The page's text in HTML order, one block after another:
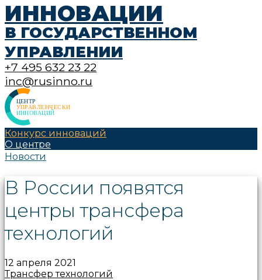
ИННОВАЦИИ
В ГОСУДАРСТВЕННОМ
УПРАВЛЕНИИ
+7 495 632 23 22
inc@rusinno.ru
Конкурс инноваций
О центре
Новости
В России появятся
центры трансфера
технологий
12 апреля 2021
Трансфер технологий